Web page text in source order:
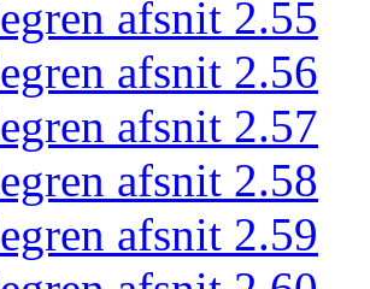
afsnit 2.55
afsnit 2.56
afsnit 2.57
afsnit 2.58
afsnit 2.59